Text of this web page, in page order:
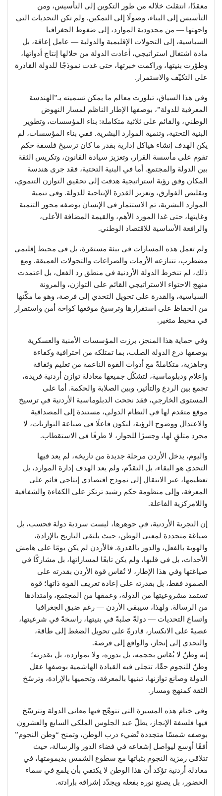
معقدًا، انتقلت خلاله من طور التكوين إلى التأسيس، ومن
التأسيس إلى البناء، وصولًا إلى التمكين. ولم تكن التحديات التي
واجهتها — من محدودية الموارد، إلى ضغوط الجغرافيا
السياسية، إلى التحولات الإقليمية والدولية — عامل إعاقة، بل
مادة اشتغال استراتيجي، أعادت الدولة من خلالها إنتاج أدواتها،
وطوّرت بنيتها، وراكمت خبرتها، حتى غدت نموذجًا للدولة القادرة
على التكيّف والاستمرار.
وفي هذا السياق، تبلورت معالم ما يمكن تسميته بـ”الهندسة
المعرفية للدولة”، بوصفها الإطار الناظم لمسار النهوض
الوطني، والقائم على ثلاثية متكاملة: بناء المؤسسات، وتطوير
البنية التحتية، وتنمية الموارد البشرية. ففي بناء المؤسسات، لم
يكن الهدف إنشاء هياكل إدارية بقدر ما كان ترسيخ فلسفة حكم
تقوم على مأسسة القرار، وتعزيز سيادة القانون، وتكريس الثقة
بين الدولة والمجتمع. أما في البنية التحتية، فقد جرى هندسة
المكان وفق رؤية استراتيجية هدفت إلى تحقيق التوازن التنموي،
وتقليص الفوارق، وتعزيز القدرة الإنتاجية للدولة. وفي تنمية
الموارد البشرية، تم الاستثمار في الإنسان بوصفه محور التنمية
وغايتها، حتى غدا المورد الأهم، والقيمة المضافة الأعلى،
والرافعة الأساسية للاقتصاد الوطني.
ولم تعمل هذه المسارات في بيئة مستقرة، بل في محيط إقليمي
مضطرب، تتنازعه الأزمات والصراعات والتحولات العميقة. ومع
ذلك، لم تنخرط الدولة الأردنية في منطق رد الفعل، بل اعتمدت
منهج الاحتواء الاستراتيجي القائم على التوازن، والمرونة
السياسية، والقدرة على تحويل التحدي إلى فرصة، وهو ما مكّنها
من الحفاظ على استقرارها وترسيخ موقعها كواحة أمن واستقرار
في محيط متغير.
وفي حماية هذا المنجز، برزت المؤسسات الأمنية والعسكرية
بوصفها درع الدولة الصلب، بما تمتلكه من احترافية وكفاءة
وجاهزية، متكاملةً مع أدوات القوة الناعمة من تعليم وثقافة
وإعلام ودبلوماسية، لتشكّل جميعها معادلة توازن أردنية فريدة،
تجمع بين الردع والتأثير، وبين الصلابة والحكمة. أما على
المستوى الخارجي، فقد نجحت الدبلوماسية الأردنية في ترسيخ
موقع متقدم لها في النظام الدولي، مستندة إلى المصداقية
والاعتدال ووضوح الرؤية، لتكون فاعلًا في صناعة التوازنات، لا
مجرد متلقٍ لها، وجسرًا للحوار، لا طرفًا في الاستقطاب.
واليوم، يدخل الأردن مرحلة جديدة من تاريخه، لم يعد فيها
التحدي هو البقاء، بل التقدّم، ولم يعد الهدف إدارة الموارد، بل
تعظيمها، عبر الانتقال إلى نموذج اقتصادي إنتاجي قائم على
المعرفة، وإلى منظومة حكم رشيد ترتكز على الكفاءة والشفافية
واللامركزية الفاعلة.
إن التجربة الأردنية، في جوهرها، ليست سردية دولة فحسب، بل
صياغة متجددة لمعنى الوطن، حيث يلتقي التاريخ بالإرادة،
والهوية بالفعل، والدور بالقدرة. فالأردن لم يكن يومًا على هامش
الأحداث، بل في قلبها، ولم يكن تابعًا لمساراتها، بل مشاركًا في
صياغتها وفي هذا الإطار، لا تُقاس قوة الأردن بقدرته على
الصمود فقط، بل بقدرته على إعادة تعريف القوة ذاتها؛ قوة
تستمد مشروعيتها من الدولة، وعمقها من المجتمع، وامتدادها
من الرسالة. ولهذا، سيبقى الأردن — رغم ضيق الجغرافيا
واتساع التحديات — دولةً صلبةً في بنيتها، راسخةً في شرعيتها،
عصيةً على الانكسار، قادرةً على تحويل الضغط إلى طاقة،
والتحدي إلى إنجاز، والواقع إلى فرصة.
إنه وطنٌ لا يُقاس بحجمه، بل بدوره، ولا بموارده، بل بقدرته؛
وطنٌ للنجوم حقًا، تتجلى فيه القيادة الهاشمية بوصفها عقل
الدولة وصانع توازنها، تبنيها بالمعرفة، وتحميها بالإرادة، وترسّخ
الثقة كمنهج ومسار.
وفي ختام هذه المسيرة التي تتوهّج فيها معاني الدولة وتترسّخ
فيها فلسفة الإنجاز، يطلّ عيد الجلوس الملكي السابع والعشرون
بوصفه شمسًا متجددة تُضيء درب الوطن، وتمنح “وطن النجوم”
أفقًا أوسع ليواصل إشعاعه في فضاء الدور والرسالة، حيث
تتلاقى رمزية النجوم بثباتها مع سطوع الشمس بديمومتها، في
معادلة أردنية تؤكد أن هذا الوطن لا يكتفي بأن يلمع في سماء
الحضور، بل يصنع نوره بفعله ويجدّد إشراقه بإرادته.